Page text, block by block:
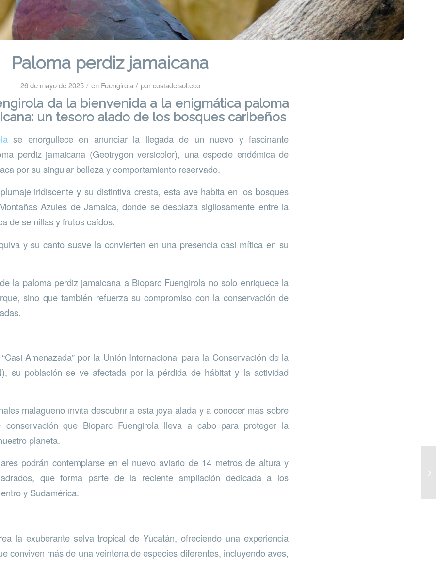
Paloma perdiz jamaicana
26 de mayo de 2025 / en Fuengirola / porcostadelsol.eco
da la bienvenida a la enigmática paloma
un tesoro alado de los bosques caribeños
se enorgullece en anunciar la llegada de un nuevo y fascinante
perdiz jamaicana (Geotrygon versicolor), una especie endémica de
por su singular belleza y comportamiento reservado.
iridiscente y su distintiva cresta, esta ave habita en los bosques
Azules de Jamaica, donde se desplaza sigilosamente entre la
de semillas y frutos caídos.
y su canto suave la convierten en una presencia casi mítica en su
la paloma perdiz jamaicana a Bioparc Fuengirola no solo enriquece la
sino que también refuerza su compromiso con la conservación de
Amenazada” por la Unión Internacional para la Conservación de la
su población se ve afectada por la pérdida de hábitat y la actividad
malagueño invita descubrir a esta joya alada y a conocer más sobre
conservación que Bioparc Fuengirola lleva a cabo para proteger la
planeta.
podrán contemplarse en el nuevo aviario de 14 metros de altura y
que forma parte de la reciente ampliación dedicada a los
y Sudamérica.
la exuberante selva tropical de Yucatán, ofreciendo una experiencia
conviven más de una veintena de especies diferentes, incluyendo aves,